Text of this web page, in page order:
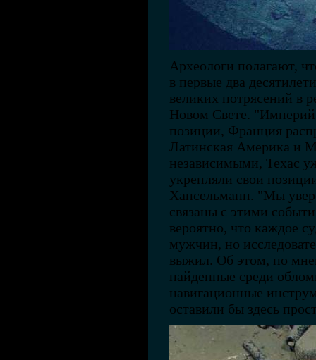
Археологи полагают,
в первые два
великих потрясений в
Новом Свете.
позиции, Франция
Латинская Америка и
независимыми, Техас
укрепляли свои
Хансельманн. "Мы
связаны с этими
вероятно, что каждое
мужчин, но
выжил. Об этом, по
найденные среди
навигационные
оставили бы здесь